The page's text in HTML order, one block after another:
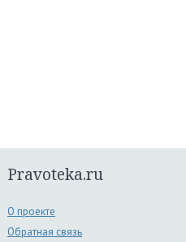
Pravoteka.ru
О проекте
Обратная связь